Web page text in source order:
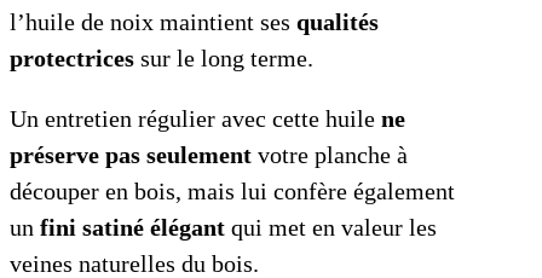
l’huile de noix maintient ses qualités
protectrices sur le long terme.
Un entretien régulier avec cette huile ne
préserve pas seulement votre planche à
découper en bois, mais lui confère également
un fini satiné élégant qui met en valeur les
veines naturelles du bois.